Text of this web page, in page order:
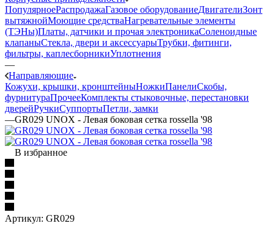
ПопулярноеРаспродажаГазовое оборудованиеДвигателиЗонт
вытяжнойМоющие средстваНагревательные элементы
(ТЭНы)Платы, датчики и прочая электроникаСоленоидные
клапаныСтекла, двери и аксессуарыТрубки, фитинги,
фильтры, каплесборникиУплотнения
—
Направляющие
Кожухи, крышки, кронштейныНожкиПанелиCкобы,
фурнитураПрочееКомплекты стыковочные, перестановки
дверейРучкиСуппортыПетли, замки
—GR029 UNOX - Левая боковая сетка rossella '98
В избранное
Артикул: GR029